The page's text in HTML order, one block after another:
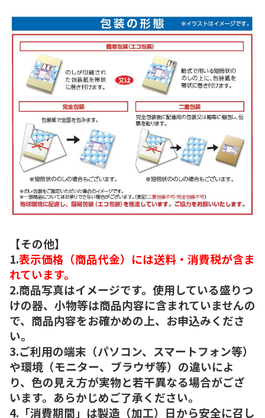
【その他】
1.表示価格（商品代金）には送料・消費税が含ま
れています。
2.商品写真はイメージです。使用している盛りつ
けの器、小物等は商品内容に含まれていませんの
で、商品内容をお確かめの上、お申込みくださ
い。
3.ご利用の端末（パソコン、スマートフォン等）
や環境（モニター、ブラウザ等）の違いによ
り、色の見え方が実物と若干異なる場合がござ
います。あらかじめご了承ください。
4.「消費期間」は製造（加工）日から安全に召し